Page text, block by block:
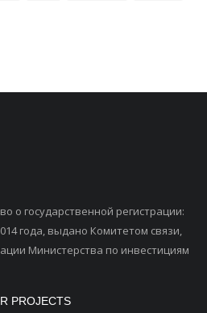
о государственной регистрации:
года, выдано Комитетом связи,
Министерства по инвестициям
PROJECTS